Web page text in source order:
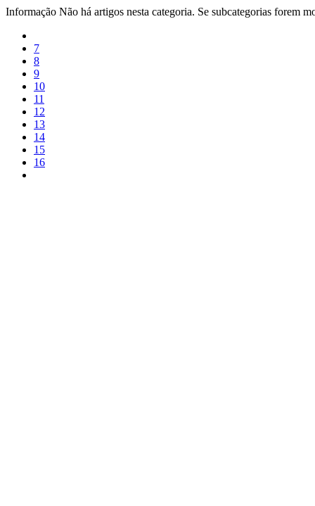
Informação Não há artigos nesta categoria. Se subcategorias forem
7
8
9
10
11
12
13
14
15
16